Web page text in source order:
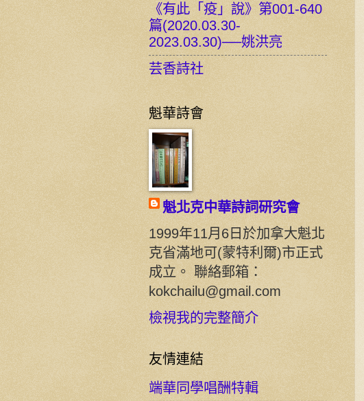
《有此「疫」說》第001-640
篇(2020.03.30-
2023.03.30)──姚洪亮
芸香詩社
魁華詩會
魁北克中華詩詞研究會
1999年11月6日於加拿大魁北
克省滿地可(蒙特利爾)市正式
成立。 聯絡郵箱：
kokchailu@gmail.com
檢視我的完整簡介
友情連結
端華同學唱酬特輯